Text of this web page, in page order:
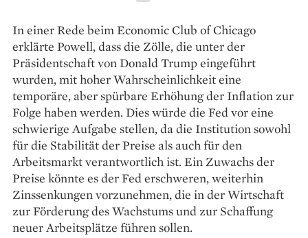
In einer Rede beim Economic Club of Chicago
erklärte Powell, dass die Zölle, die unter der
Präsidentschaft von Donald Trump eingeführt
wurden, mit hoher Wahrscheinlichkeit eine
temporäre, aber spürbare Erhöhung der Inflation zur
Folge haben werden. Dies würde die Fed vor eine
schwierige Aufgabe stellen, da die Institution sowohl
für die Stabilität der Preise als auch für den
Arbeitsmarkt verantwortlich ist. Ein Zuwachs der
Preise könnte es der Fed erschweren, weiterhin
Zinssenkungen vorzunehmen, die in der Wirtschaft
zur Förderung des Wachstums und zur Schaffung
neuer Arbeitsplätze führen sollen.